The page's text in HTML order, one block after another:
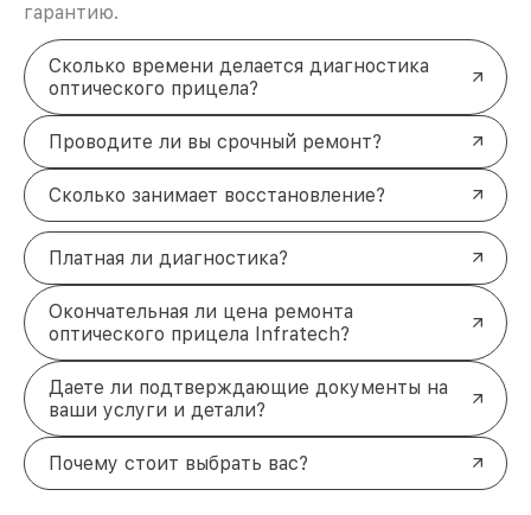
гарантию.
Сколько времени делается диагностика
оптического прицела?
Проводите ли вы срочный ремонт?
Сколько занимает восстановление?
Платная ли диагностика?
Окончательная ли цена ремонта
оптического прицела Infratech?
Даете ли подтверждающие документы на
ваши услуги и детали?
Почему стоит выбрать вас?